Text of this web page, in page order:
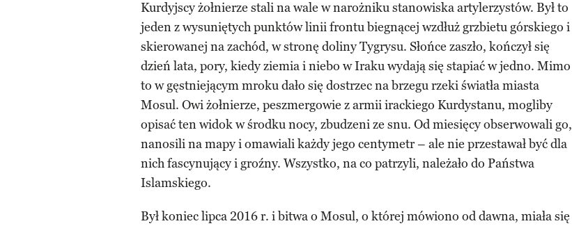
Kurdyjscy żołnierze stali na wale w narożniku stanowiska artylerzystów. Był to
jeden z wysuniętych punktów linii frontu biegnącej wzdłuż grzbietu górskiego i
skierowanej na zachód, w stronę doliny Tygrysu. Słońce zaszło, kończył się
dzień lata, pory, kiedy ziemia i niebo w Iraku wydają się stapiać w jedno. Mimo
to w gęstniejącym mroku dało się dostrzec na brzegu rzeki światła miasta
Mosul. Owi żołnierze, peszmergowie z armii irackiego Kurdystanu, mogliby
opisać ten widok w środku nocy, zbudzeni ze snu. Od miesięcy obserwowali go,
nanosili na mapy i omawiali każdy jego centymetr – ale nie przestawał być dla
nich fascynujący i groźny. Wszystko, na co patrzyli, należało do Państwa
Islamskiego.
Był koniec lipca 2016 r. i bitwa o Mosul, o której mówiono od dawna, miała się